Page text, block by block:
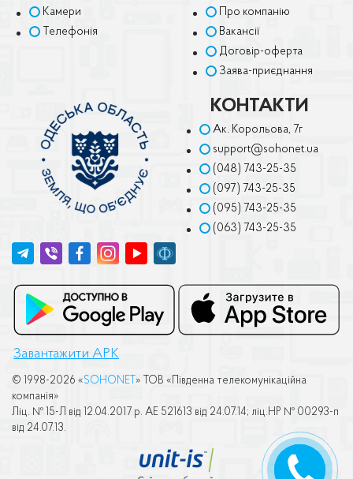
Камери
Телефонія
Про компанію
Вакансії
Договір-оферта
Заява-приєднання
КОНТАКТИ
Ак. Корольова, 7г
support@sohonet.ua
(048) 743-25-35
(097) 743-25-35
(095) 743-25-35
(063) 743-25-35
Завантажити APK
© 1998-2026 «SOHONET » ТОВ «Пiвденна телекомунiкацiйна
компанiя»
Лiц. № 15-Л вiд 12.04.2017 р. АЕ 521613 вiд 24.07.14; лiц.НР № 00293-п
вiд 24.07.13.
ПЕРЕДЗВОНІТЬ
МЕНІ